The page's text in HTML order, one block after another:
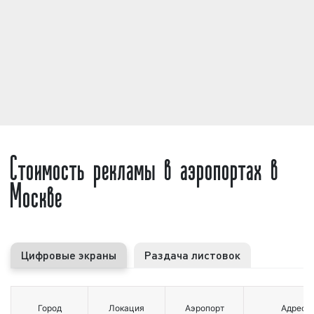
данный вопрос, специалисты Фасад Медиа Групп
сообщают, что под целевой аудиторией принято
понимать группы людей, объединенных общими
Целевая аудитория, на которую ориентирована
Стоимость рекламы в аэропортах в
Москве
Цифровые экраны Раздача листовок
Город Локация Аэропорт Адрес